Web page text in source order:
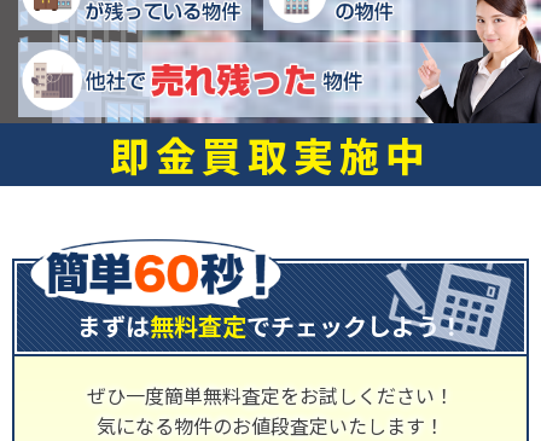
即金買取実施中
まずは無料査定でチェックしよう！
ぜひ一度簡単無料査定をお試しください！
気になる物件のお値段査定いたします！